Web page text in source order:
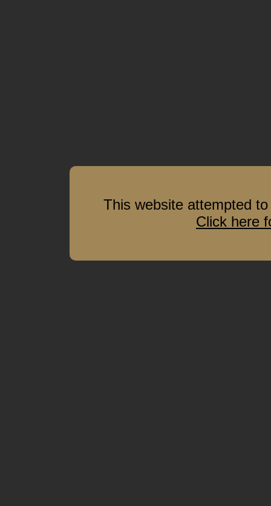
This website attempted
Click here